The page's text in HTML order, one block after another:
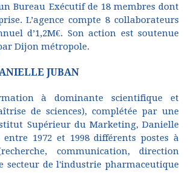
Bureau Exécutif de 18 membres dont
L’agence compte 8 collaborateurs
d’1,2M€. Son action est soutenue
Dijon métropole.
JUBAN
à dominante scientifique et
de sciences), complétée par une
Supérieur du Marketing, Danielle
entre 1972 et 1998 différents postes à
communication, direction
secteur de l'industrie pharmaceutique